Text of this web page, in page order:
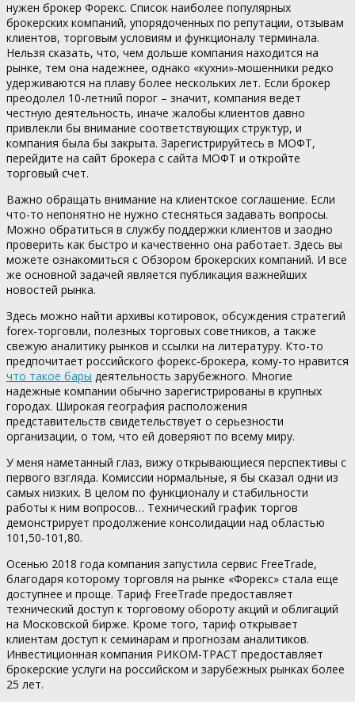
нужен брокер Форекс. Список наиболее популярных
брокерских компаний, упорядоченных по репутации, отзывам
клиентов, торговым условиям и функционалу терминала.
Нельзя сказать, что, чем дольше компания находится на
рынке, тем она надежнее, однако «кухни»-мошенники редко
удерживаются на плаву более нескольких лет. Если брокер
преодолел 10-летний порог – значит, компания ведет
честную деятельность, иначе жалобы клиентов давно
привлекли бы внимание соответствующих структур, и
компания была бы закрыта. Зарегистрируйтесь в МОФТ,
перейдите на сайт брокера с сайта МОФТ и откройте
торговый счет.
Важно обращать внимание на клиентское соглашение. Если
что-то непонятно не нужно стесняться задавать вопросы.
Можно обратиться в службу поддержки клиентов и заодно
проверить как быстро и качественно она работает. Здесь вы
можете ознакомиться с Обзором брокерских компаний. И все
же основной задачей является публикация важнейших
новостей рынка.
Здесь можно найти архивы котировок, обсуждения стратегий
forex-торговли, полезных торговых советников, а также
свежую аналитику рынков и ссылки на литературу. Кто-то
предпочитает российского форекс-брокера, кому-то нравится
что такое бары деятельность зарубежного. Многие
надежные компании обычно зарегистрированы в крупных
городах. Широкая география расположения
представительств свидетельствует о серьезности
организации, о том, что ей доверяют по всему миру.
У меня наметанный глаз, вижу открывающиеся перспективы с
первого взгляда. Комиссии нормальные, я бы сказал одни из
самых низких. В целом по функционалу и стабильности
работы к ним вопросов… Технический график торгов
демонстрирует продолжение консолидации над областью
101,50-101,80.
Осенью 2018 года компания запустила сервис FreeTrade,
благодаря которому торговля на рынке «Форекс» стала еще
доступнее и проще. Тариф FreeTrade предоставляет
технический доступ к торговому обороту акций и облигаций
на Московской бирже. Кроме того, тариф открывает
клиентам доступ к семинарам и прогнозам аналитиков.
Инвестиционная компания РИКОМ-ТРАСТ предоставляет
брокерские услуги на российском и зарубежных рынках более
25 лет.